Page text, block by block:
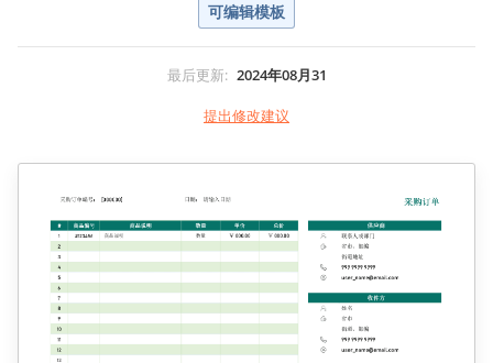
可编辑模板
最后更新: 2024年08月31
提出修改建议